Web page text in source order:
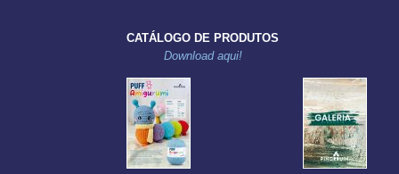
CATÁLOGO DE PRODUTOS
Download aqui!